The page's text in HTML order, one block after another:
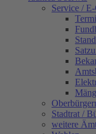
Service /
Stadtrat /
weitere